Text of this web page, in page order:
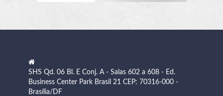
SHS Qd. 06 Bl. E Conj. A - Salas 602 a 608 - Ed.
Business Center Park Brasil 21 CEP: 70316-000 -
Brasília/DF